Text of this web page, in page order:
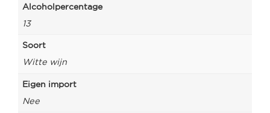
Alcoholpercentage
13
Soort
Witte wijn
Eigen import
Nee